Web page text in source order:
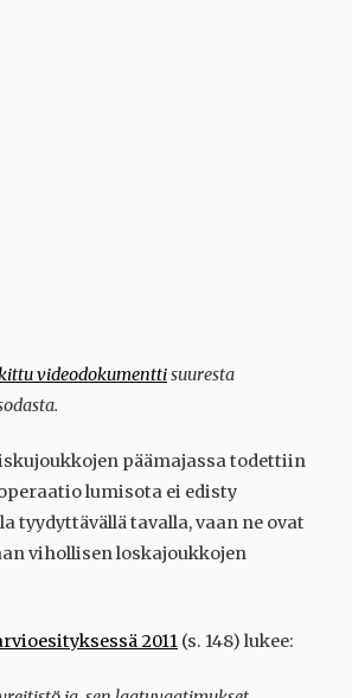
videodokumenttisuuresta
päämajassa todettiin
lumisota ei edisty
tyydyttävällä tavalla, vaan ne ovat
vihollisen loskajoukkojen
2011 (s. 148) lukee: